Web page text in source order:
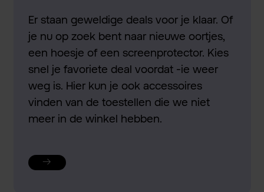
Er staan geweldige deals voor je klaar. Of
je nu op zoek bent naar nieuwe oortjes,
een hoesje of een screenprotector. Kies
snel je favoriete deal voordat -ie weer
weg is. Hier kun je ook accessoires
vinden van de toestellen die we niet
meer in de winkel hebben.